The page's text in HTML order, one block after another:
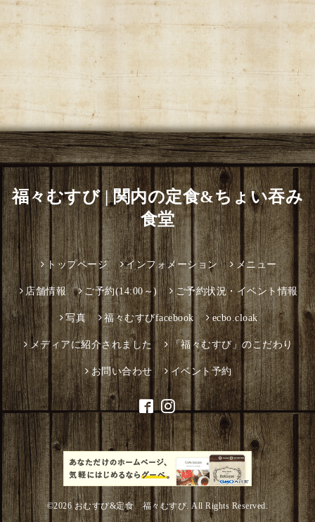
福々むすび | 関内の定食&ちょい吞み
食堂
トップページ インフォメーション メニュー
店舗情報 ご予約(14:00～) ご予約状況・イベント情報
写真 福々むすびfacebook ecbo.cloak
メディアに紹介されました 「福々むすび」のこだわり
お問い合わせ イベント予約
©2026おむすび&定食 福々むすび. All Rights Reserved.